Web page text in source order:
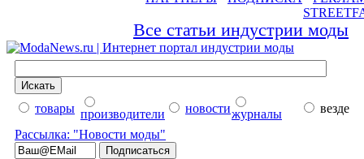
Все статьи индустрии моды
товары производители новостижурналы
везде
Рассылка: "Новости моды"